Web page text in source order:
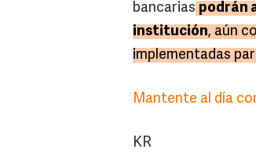
bancarias podrán
institución, aún
implementadas
Mantente al día
KR